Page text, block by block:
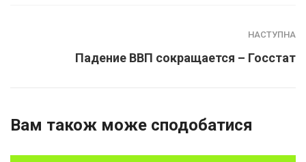
НАСТУПНА
Падение ВВП сокращается – Госстат
Вам також може сподобатися